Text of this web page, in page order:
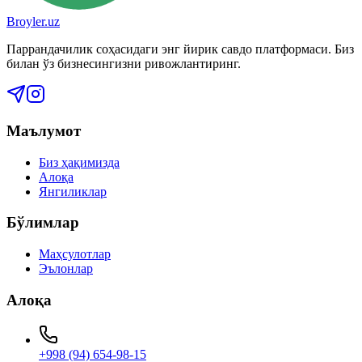
Broyler.uz
Паррандачилик соҳасидаги энг йирик савдо платформаси. Биз
билан ўз бизнесингизни ривожлантиринг.
Маълумот
Биз ҳақимизда
Алоқа
Янгиликлар
Бўлимлар
Маҳсулотлар
Эълонлар
Алоқа
+998 (94) 654-98-15